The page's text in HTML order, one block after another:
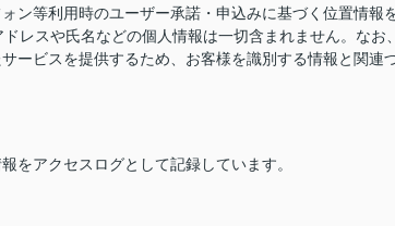
ン等利用時のユーザー承諾・申込みに基づく位置情報
レスや氏名などの個人情報は一切含まれません。なお
ービスを提供するため、お客様を識別する情報と関連
をアクセスログとして記録しています。